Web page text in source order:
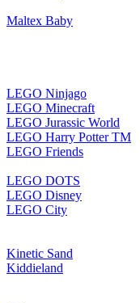
Maltex Baby
LEGO Ninjago
LEGO Minecraft
LEGO Jurassic World
LEGO Harry Potter TM
LEGO Friends
LEGO DOTS
LEGO Disney
LEGO City
Kinetic Sand
Kiddieland